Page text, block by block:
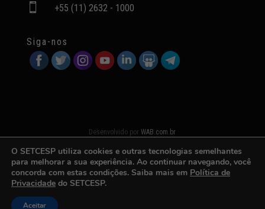
 +55 (11) 2632 - 1000
Siga-nos
Desenvolvido porWAB.com.br
O SETCESP utiliza cookies e outras tecnologias semelhantes
para melhorar a sua experiência. Ao continuar navegando, você
concorda com estas condições. Saiba mais em Política de
Privacidade do SETCESP.
Aceitar